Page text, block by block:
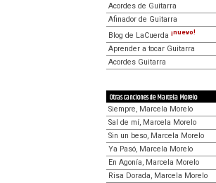
Acordes de Guitarra
Afinador de Guitarra
Blog de LaCuerda ¡nuevo!
Aprender a tocar Guitarra
Acordes Guitarra
Otras canciones de Marcela Morelo
Siempre, Marcela Morelo
Sal de mí, Marcela Morelo
Sin un beso, Marcela Morelo
Ya Pasó, Marcela Morelo
En Agonía, Marcela Morelo
Risa Dorada, Marcela Morelo